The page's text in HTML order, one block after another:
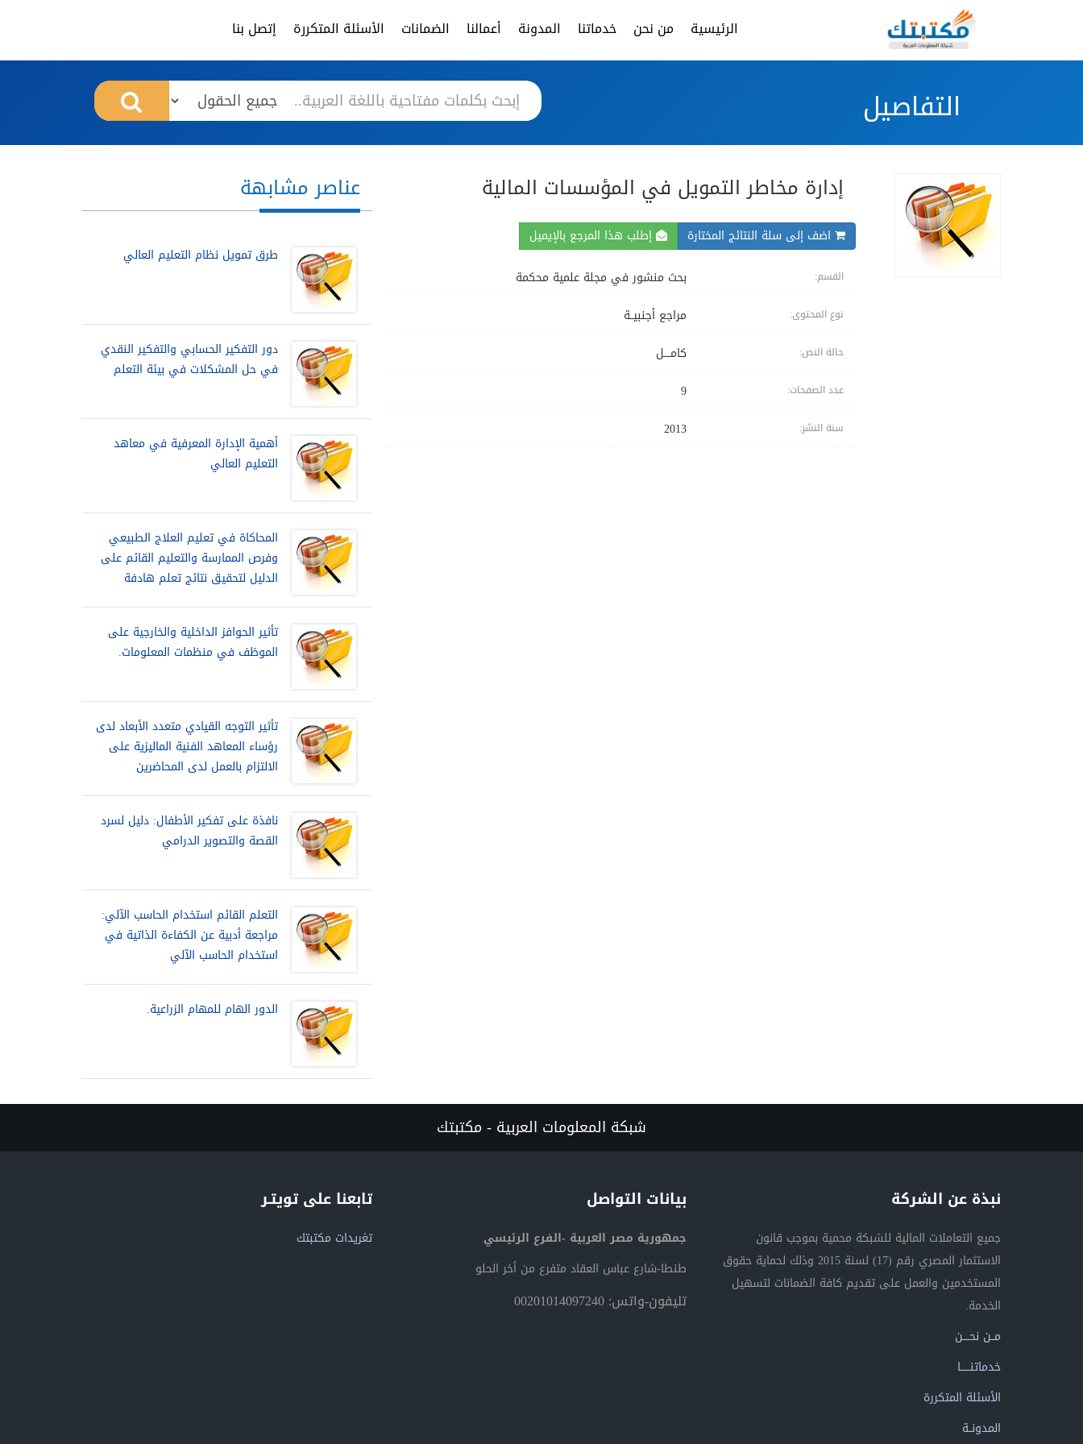
الرئيسية من نحن خدماتنا المدونة أعمالنا الضمانات الأسئلة المتكررة إتصل بنا
التفاصيل
إدارة مخاطر التمويل في المؤسسات المالية
اضف إلى سلة النتائج المختارة إطلب هذا المرجع بالإيميل
القسم: بحث منشور في مجلة علمية محكمة
نوع المحتوى: مراجع أجنبيــة
حالة النص: كامــــل
عدد الصفحات: 9
سنة النشر: 2013
عناصر مشابهة
طرق تمويل نظام التعليم العالي
دور التفكير الحسابي والتفكير النقدي
في حل المشكلات في بيئة التعلم
أهمية الإدارة المعرفية في معاهد
التعليم العالي
المحاكاة في تعليم العلاج الطبيعي
وفرص الممارسة والتعليم القائم على
الدليل لتحقيق نتائج تعلم هادفة
تأثير الحوافز الداخلية والخارجية على
الموظف في منظمات المعلومات.
تأثير التوجه القيادي متعدد الأبعاد لدى
رؤساء المعاهد الفنية الماليزية على
الالتزام بالعمل لدى المحاضرين
نافذة على تفكير الأطفال: دليل لسرد
القصة والتصوير الدرامي
التعلم القائم استخدام الحاسب الآلي:
مراجعة أدبية عن الكفاءة الذاتية في
استخدام الحاسب الآلي
الدور الهام للمهام الزراعية.
شبكة المعلومات العربية - مكتبتك
نبذة عن الشركة
جميع التعاملات المالية للشبكة محمية بموجب قانون
الاستثمار المصري رقم (17) لسنة 2015 وذلك لحماية حقوق
المستخدمين والعمل على تقديم كافة الضمانات لتسهيل
الخدمة.
مــن نحــــن
خدماتنــــــا
الأسئلة المتكررة
المدونــة
بيانات التواصل
جمهورية مصر العربية -الفرع الرئيسي
طنطا-شارع عباس العقاد متفرع من أخر الحلو
تليفون-واتس: 00201014097240
تابعنا على تويتـر
تغريدات مكتبتك